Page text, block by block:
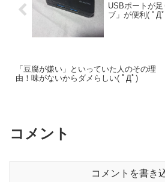
USBポートが
ブ」が便利( ﾟД
「豆腐が嫌い」といっていた人のその理
由！味がないからダメらしい( ﾟДﾟ)
コメント
コメントを書き